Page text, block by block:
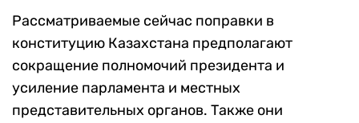
Рассматриваемые сейчас поправки в
конституцию Казахстана предполагают
сокращение полномочий президента и
усиление парламента и местных
представительных органов. Также они